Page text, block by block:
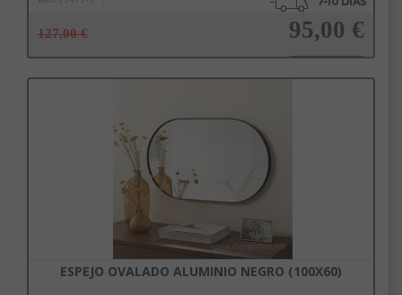
127,00 € 95,00 €
ESPEJO OVALADO ALUMINIO NEGRO (100X60)